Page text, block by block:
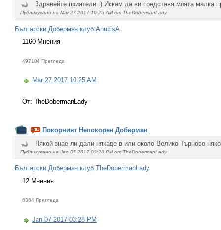
Здравейте приятели :) Искам да ви представя моята малка
Публикувано на Mar 27 2017 10:25 AM от TheDobermanLady
Български Доберман клуб AnubisA
1160 Мнения
497104 Прегледа
Mar 27 2017 10:25 AM
От: TheDobermanLady
Покорният Непокорен Доберман
Някой знае ли дали някаде в или около Велико Търново
Публикувано на Jan 07 2017 03:28 PM от TheDobermanLady
Български Доберман клуб TheDobermanLady
12 Мнения
6364 Прегледа
Jan 07 2017 03:28 PM